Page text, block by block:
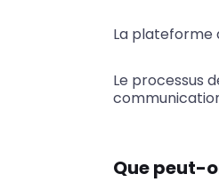
La plateforme
Le processus
Que peut-